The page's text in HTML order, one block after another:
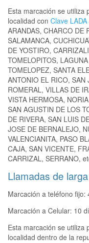
Esta marcación se utiliza
localidad con Clave LADA
ARANDAS, CHARCO DE
SALAMANCA,
DE YOSTIRO,
TOMELOPITOS,
TOMELOPEZ, SANTA
ANTONIO EL RICO, SAN
ROMERAL, VILLAS DE
VISTA HERMOSA,
SAN AGUSTIN DE LOS
DE RIVERA, SAN LUIS
JOSE DE BERNALEJO,
VALENCIANITA, PASO
CAJA, SAN VICENTE,
CARRIZAL, SERRANO,
Llamadas de
Marcación a teléfono
Marcación a Celular: 10
Esta marcación se utiliza
localidad dentro de la